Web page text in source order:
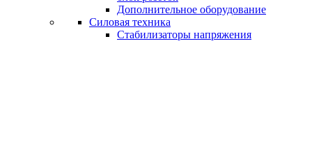
Дополнительное оборудование
Силовая техника
Стабилизаторы напряжения